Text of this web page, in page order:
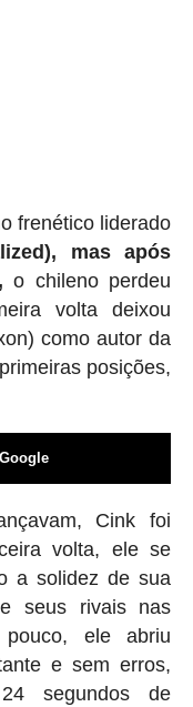
frenético liderado
mas após
o chileno perdeu
volta deixou
como autor da
posições,
Cink foi
volta, ele se
a solidez de sua
seus rivais nas
ele abriu
e sem erros,
segundos de